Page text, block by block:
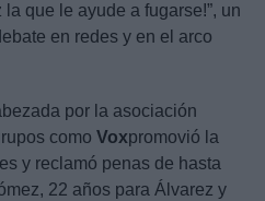
que le ayude a fugarse!”, un
en redes y en el arco
por la asociación
como Voxpromovió la
y reclamó penas de hasta
22 años para Álvarez y